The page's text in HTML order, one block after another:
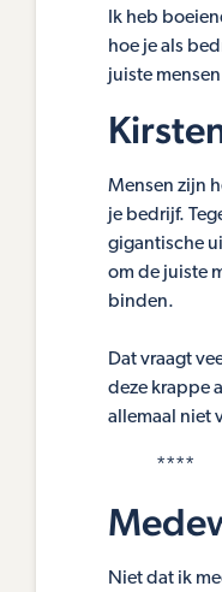
Ik heb
hoe je als
juiste
Mensen zijn
je bedrijf.
gigantische
om de juiste
binden.
Dat vraagt
deze krappe
allemaal niet
****
Niet dat ik